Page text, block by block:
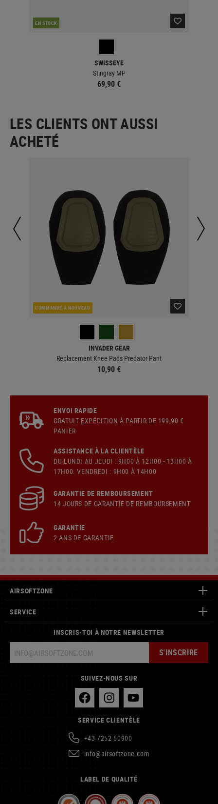
EN STOCK
SWISSEYE
Stingray MP
69,90 €
LES CLIENTS ONT AUSSI
ACHETÉ
COMMANDÉ À NOUVEAU
INVADER GEAR
Replacement Knee Pads Predator Pant
10,90 €
ENVOI RAPIDE
GRATUIT EXPÉDITION À PARTIR DE 199,90 €
PANIER
ASSISTANCE À LA CLIENTÈLE
DU LUNDI AU JEUDI : 9H00 À 12H00 - 13H00 À
17H00. VENDREDI : 9H00 À 14H00
GARANTIE DE REMBOURSEMENT
14 JOURS DE GARANTIE DE REMBOURSEMENT
GARANTIE
2 ANS DE GARANTIE
AIRSOFTZONE
SERVICE
INSCRIS-TOI À NOTRE NEWSLETTER
S'INSCRIRE
SUIVEZ-NOUS SUR
SERVICE CLIENTÈLE
+43 7252 50900
info@airsoftzone.com
LABEL DE QUALITÉ